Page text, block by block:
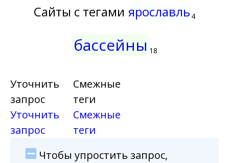
Сайты с тегами ярославль 4
бассейны 18
Уточнить
запрос
Уточнить
запрос
Смежные
теги
Смежные
теги
Чтобы упростить запрос,